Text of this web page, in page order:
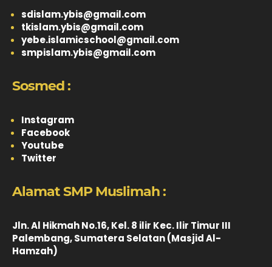
sdislam.ybis@gmail.com
tkislam.ybis@gmail.com
yebe.islamicschool@gmail.com
smpislam.ybis@gmail.com
Sosmed :
Instagram
Facebook
Youtube
Twitter
Alamat SMP Muslimah :
Jln. Al Hikmah No.16, Kel. 8 ilir Kec. Ilir Timur III
Palembang, Sumatera Selatan (Masjid Al-
Hamzah)